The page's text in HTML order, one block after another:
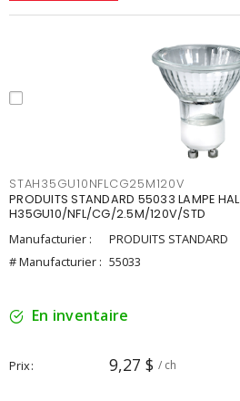
STAH35GU10NFLCG25M120V
PRODUITS STANDARD 55033 LAMPE HAL
H35GU10/NFL/CG/2.5M/120V/STD
Manufacturier :
PRODUITS STANDARD
# Manufacturier : 55033
En inventaire
Prix 9,27 $ / ch